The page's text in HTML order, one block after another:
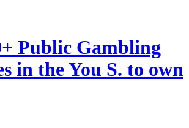
Public Gambling
in the You S. to own